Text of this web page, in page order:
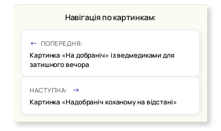
Навігація по картинкам:
ПОПЕРЕДНЯ:
Картинка «На добраніч» із ведмедиками для
затишного вечора
НАСТУПНА:
Картинка «Надобраніч коханому на відстані»